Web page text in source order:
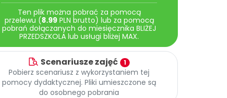
Ten plik można pobrać za pomocą
przelewu (8.99PLN brutto) lub za pomocą
pobrań dołączanych do miesięcznika BLIŻEJ
PRZEDSZKOLA lub usługi bliżej MAX.
Scenariusze zajęć 1
Pobierz scenariusz z wykorzystaniem tej
pomocy dydaktycznej. Pliki umieszczone są
do osobnego pobrania